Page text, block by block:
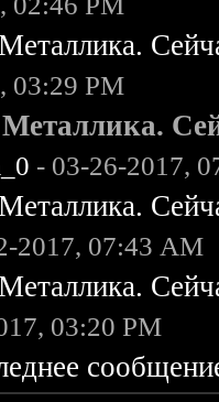
03:29 PM
- 03-26-2017,
2017, 07:43 AM
03:20 PM